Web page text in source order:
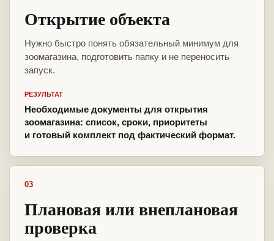
Открытие объекта
Нужно быстро понять обязательный минимум для
зоомагазина, подготовить папку и не переносить
запуск.
РЕЗУЛЬТАТ
Необходимые документы для открытия
зоомагазина: список, сроки, приоритеты
и готовый комплект под фактический формат.
03
Плановая или внеплановая
проверка